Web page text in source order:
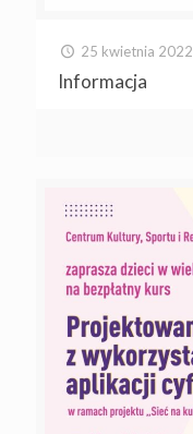
25 kwietnia 2022
Informacja